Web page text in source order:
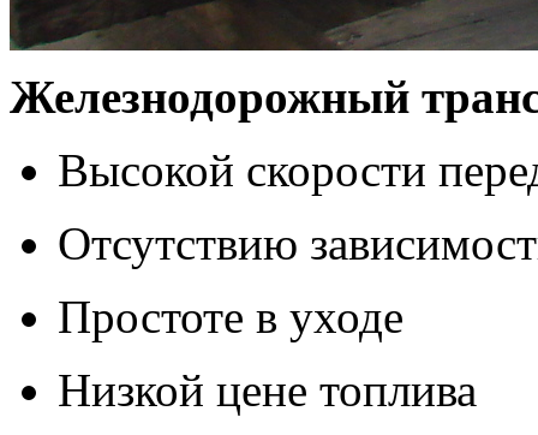
Железнодорожный
Высокой скорости
Отсутствию
Простоте в уходе
Низкой цене топлива